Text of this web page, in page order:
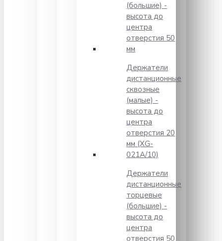
(большие) -
высота до
центра
отверстия 50
мм
Держатели
дистанционные
сквозные
(малые) -
высота до
центра
отверстия 20
мм (XG-
021A/10)
Держатели
дистанционные
торцевые
(большие) -
высота до
центра
отверстия 50